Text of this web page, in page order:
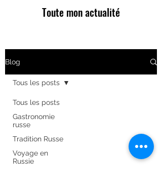
Toute mon actualité
Blog
Tous les posts
Gastronomie
russe
Tradition Russe
Voyage en
Russie
Tous les posts